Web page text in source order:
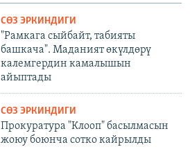
СӨЗ ЭРКИНДИГИ
"Рамкага сыйбайт, табияты
башкача". Маданият өкүлдөрү
калемгердин камалышын
айыптады
СӨЗ ЭРКИНДИГИ
Прокуратура "Клооп" басылмасын
жоюу боюнча сотко кайрылды